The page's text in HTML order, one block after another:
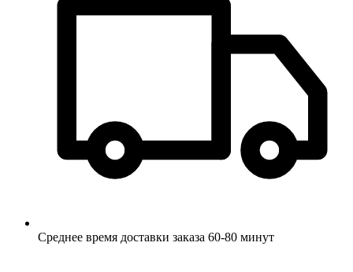
Среднее время доставки заказа 60-80 минут